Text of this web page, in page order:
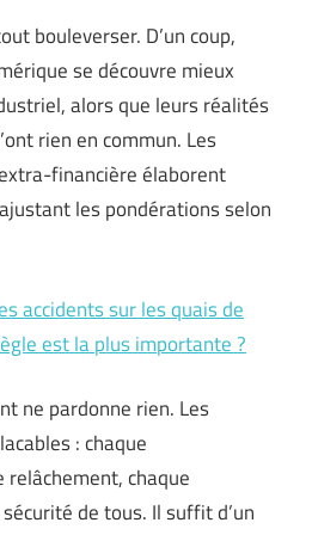
bouleverser. D’un coup,
se découvre mieux
alors que leurs réalités
rien en commun. Les
financière élaborent
les pondérations selon
accidents sur les quais de
est la plus importante ?
ne pardonne rien. Les
: chaque
chaque
de tous. Il suffit d’un